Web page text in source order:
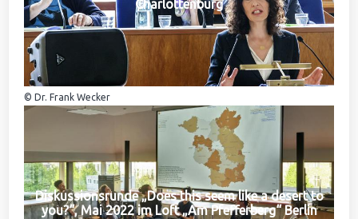
Charlottenburg
© Dr. Frank Wecker
Diskussionsrunde „Does this seem like a desert to
you?“, Mai 2022 im Loft „Am Pfefferberg“ Berlin